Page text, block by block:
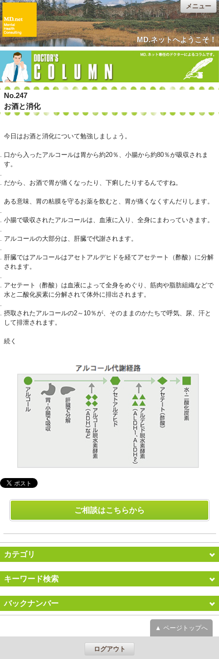
MD.ネットへようこそ！
メニュー
No.247
お酒と消化
今日はお酒と消化について勉強しましょう。
口から入ったアルコールは胃から約20％、小腸から約80％が吸収されま
す。
だから、お酒で胃が痛くなったり、下痢したりするんですね。
ある意味、胃の粘膜を守るお薬を飲むと、胃が痛くなくすんだりします。
小腸で吸収されたアルコールは、血液に入り、全身にまわっていきます。
アルコールの大部分は、肝臓で代謝されます。
肝臓ではアルコールはアセトアルデヒドを経てアセテート（酢酸）に分解
されます。
アセテート（酢酸）は血液によって全身をめぐり、筋肉や脂肪組織などで
水と二酸化炭素に分解されて体外に排出されます。
摂取されたアルコールの2～10％が、そのままのかたちで呼気、尿、汗と
して排泄されます。
続く
ご相談はこちらから
カテゴリ
キーワード検索
バックナンバー
▲ ページトップへ
ログアウト